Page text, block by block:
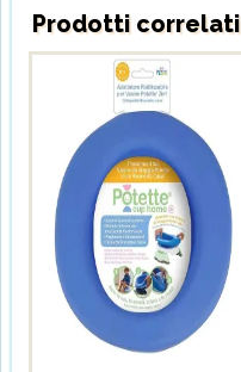
Prodotti correlati